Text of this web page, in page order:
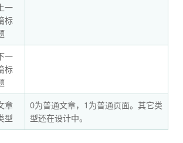
上一
标
一
标
章
型
0为普通文章，1为普通页面。其它类
型还在设计中。